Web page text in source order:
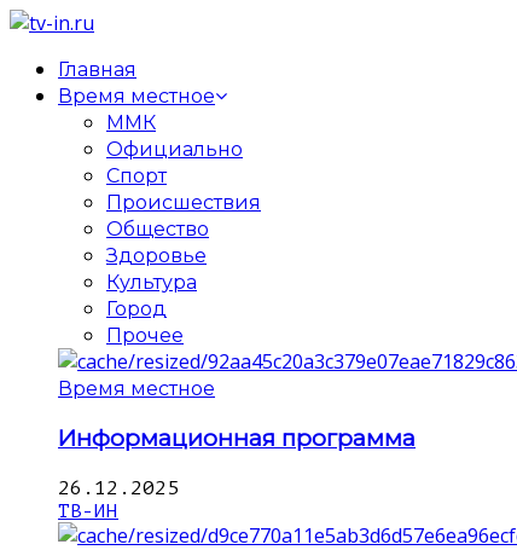
Главная
Время местное
ММК
Официально
Спорт
Происшествия
Общество
Здоровье
Культура
Город
Прочее
Время местное
Информационная программа
26.12.2025
ТВ-ИН